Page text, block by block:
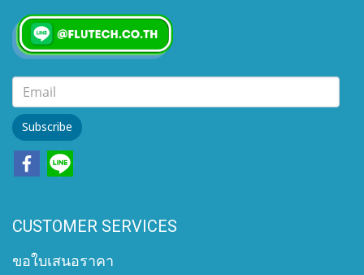
Subscribe
CUSTOMER SERVICES
ขอใบเสนอราคา